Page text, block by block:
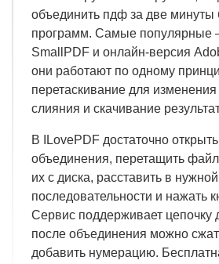
объединить пдф за две минуты
программ. Самые популярные
SmallPDF и онлайн-версия
они работают по одному
перетаскивание для изменения
слияния и скачивание
В ILovePDF достаточно
объединения, перетащить
их с диска, расставить в нужной
последовательности и нажать
Сервис поддерживает цепочку
после объединения можно
добавить нумерацию.